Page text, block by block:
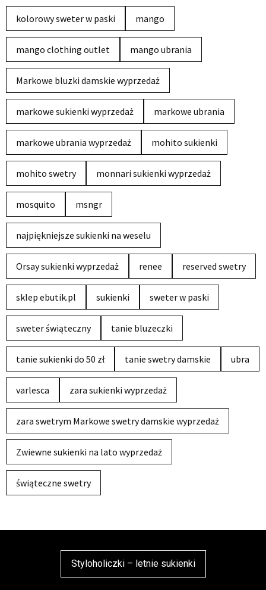
kolorowy sweter w paski mango
mango clothing outlet mango ubrania
Markowe bluzki damskie wyprzedaż
markowe sukienki wyprzedaż markowe ubrania
markowe ubrania wyprzedaż mohito sukienki
mohito swetry monnari sukienki wyprzedaż
mosquito msngr
najpiękniejsze sukienki na weselu
Orsay sukienki wyprzedaż renee reserved swetry
sklep ebutik.pl sukienki sweter w paski
sweter świąteczny tanie bluzeczki
tanie sukienki do 50 zł tanie swetry damskie ubra
varlesca zara sukienki wyprzedaż
zara swetrym Markowe swetry damskie wyprzedaż
Zwiewne sukienki na lato wyprzedaż
świąteczne swetry
Styloholiczki – letnie sukienki